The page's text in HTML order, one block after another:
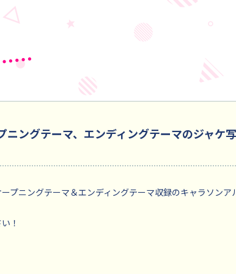
ニングテーマ、エンディングテーマのジャケ
プニングテーマ＆エンディングテーマ収録のキャラソン
！